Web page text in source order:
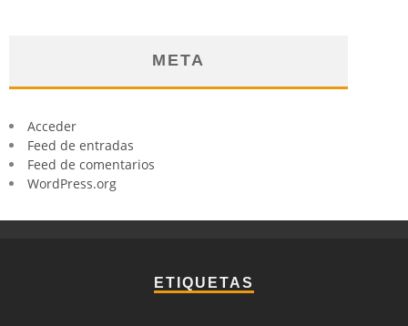
META
Acceder
Feed de entradas
Feed de comentarios
WordPress.org
ETIQUETAS